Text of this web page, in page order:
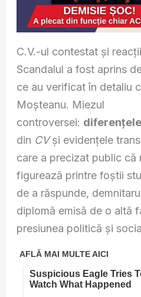
C.V.-ul contestat și
Scandalul a fost aprins
ce au verificat în detaliu
Moșteanu. Miezul
controversei: diferențele
din CVși evidențele
care a precizat public că
figurează printre foștii
de a răspunde,
diplomă emisă de o altă
presiunea politică și